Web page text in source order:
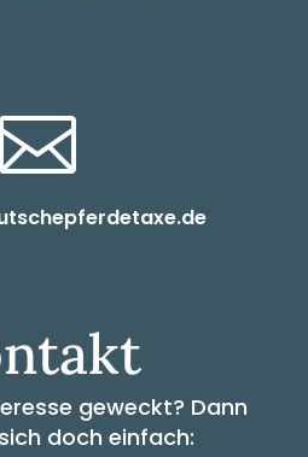

geweckt? Dann
doch einfach: